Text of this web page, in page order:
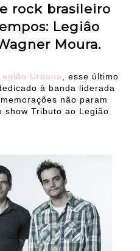
rock brasileiro
Legiâo
Moura.
Urbana, esse último
à banda liderada
não param
show Tributo ao Legião